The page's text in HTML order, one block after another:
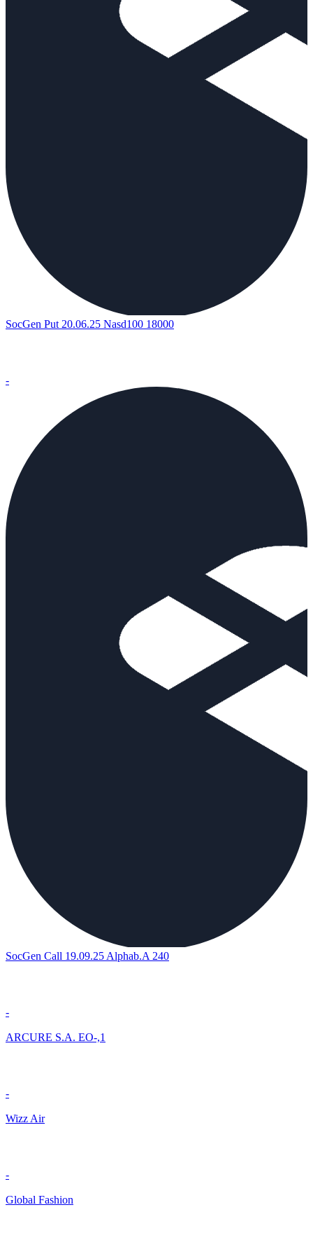
SocGen Put 20.06.25 Nasd100 18000
-
SocGen Call 19.09.25 Alphab.A 240
-
ARCURE S.A. EO-,1
-
Wizz Air
-
Global Fashion